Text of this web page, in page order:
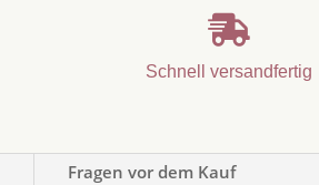

Schnell versandfertig
Fragen vor dem Kauf